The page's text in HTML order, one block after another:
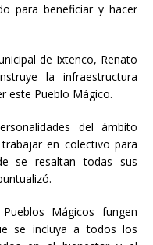
para beneficiar y hacer
de Ixtenco, Renato
la infraestructura
este Pueblo Mágico.
del ámbito
en colectivo para
se resaltan todas sus
Mágicos fungen
se incluya a todos los